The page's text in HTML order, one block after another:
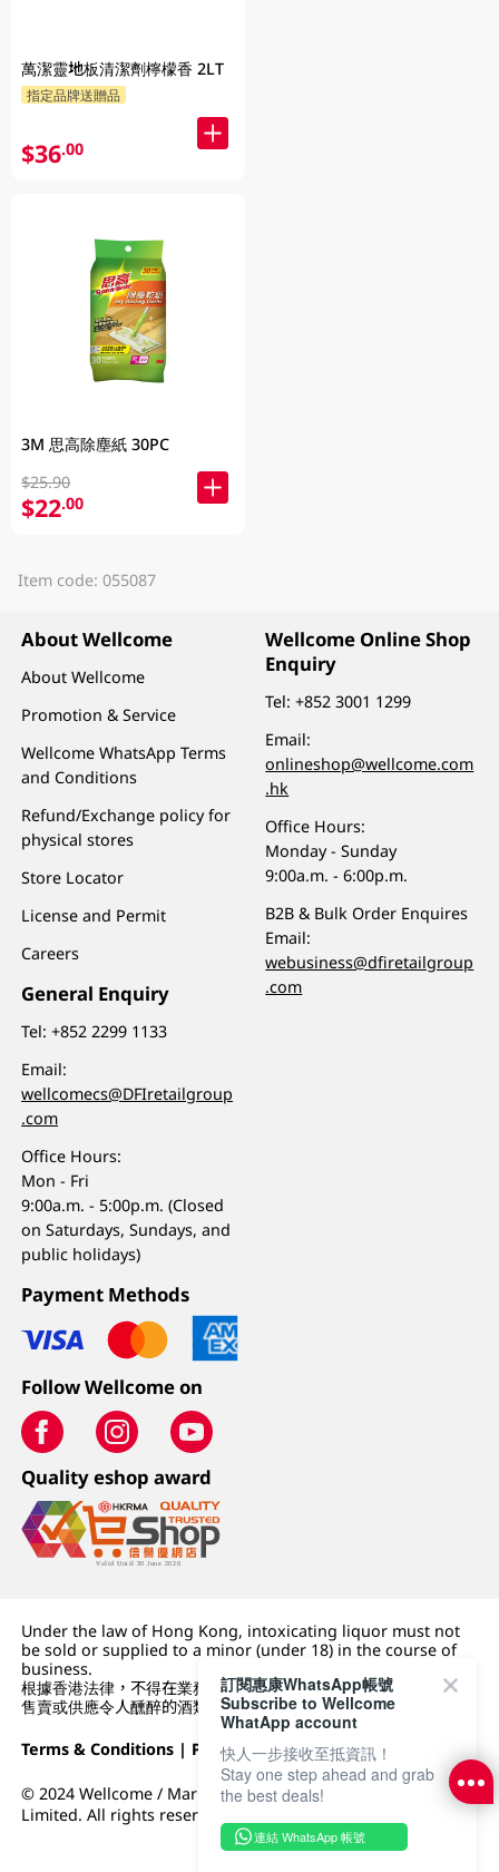
萬潔靈地板清潔劑檸檬香 2LT
指定品牌送贈品
$36.00
3M 思高除塵紙 30PC
$25.90
$22.00
Item code: 055087
About Wellcome
About Wellcome
Promotion & Service
Wellcome WhatsApp Terms
and Conditions
Refund/Exchange policy for
physical stores
Store Locator
License and Permit
Careers
General Enquiry
Tel:+852 2299 1133
Email:
wellcomecs@DFIretailgroup
.com
Office Hours:
Mon - Fri
9:00a.m. - 5:00p.m. (Closed
on Saturdays, Sundays, and
public holidays)
Wellcome Online Shop
Enquiry
Tel:+852 3001 1299
Email:
onlineshop@wellcome.com
.hk
Office Hours:
Monday - Sunday
9:00a.m. - 6:00p.m.
B2B & Bulk Order Enquires
Email:
webusiness@dfiretailgroup
.com
Payment Methods
Follow Wellcome on
Quality eshop award
Under the law of Hong Kong, intoxicating liquor must not
be sold or supplied to a minor (under 18) in the course of
business.
根據香港法律，不得在業務過程中，向未成年人 (18 歲以下人士)
售賣或供應令人醺醉的酒類。
Terms & Conditions | Privacy Policy|DFI Retail Group
© 2024 Wellcome / Market Place. The Dairy Farm Company
Limited. All rights reserved.
訂閱惠康WhatsApp帳號
Subscribe to Wellcome
WhatApp account
快人一步接收至抵資訊！
Stay one step ahead and grab
the best deals!
連結 WhatsApp 帳號